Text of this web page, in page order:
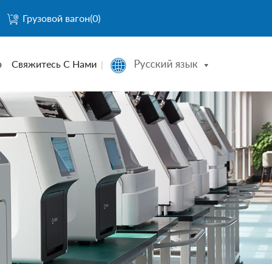
Грузовой вагон(0)
Свяжитесь С Нами Русский язык